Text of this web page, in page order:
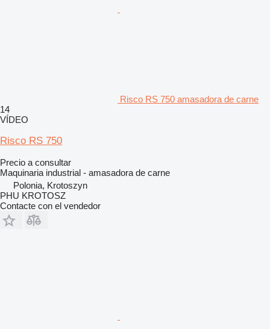
Risco RS 750 amasadora de carne
14
VÍDEO
Risco RS 750
Precio a consultar
Maquinaria industrial - amasadora de carne
Polonia, Krotoszyn
PHU KROTOSZ
Contacte con el vendedor